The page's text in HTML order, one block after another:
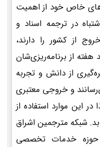
خاص خود از اهمیت
در ترجمه اسناد و
از کشور را دارند،
هفته از برنامه‌ریزی‌شان
از دانش و تجربه
و خروجی معتبری
این موارد استفاده از
شبکه مترجمین اشراق
حوزه خدمات تخصصی